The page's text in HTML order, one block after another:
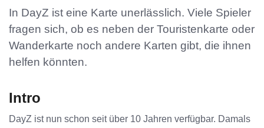
In DayZ ist eine Karte unerlässlich. Viele Spieler
fragen sich, ob es neben der Touristenkarte oder
Wanderkarte noch andere Karten gibt, die ihnen
helfen könnten.
Intro
DayZ ist nun schon seit über 10 Jahren verfügbar. Damals